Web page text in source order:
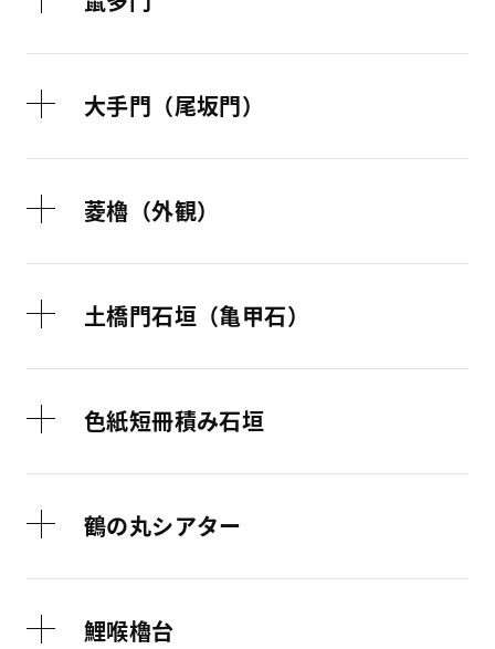
大手門（尾坂門）
菱櫓（外観）
土橋門石垣（亀甲石）
色紙短冊積み石垣
鶴の丸シアター
鯉喉櫓台